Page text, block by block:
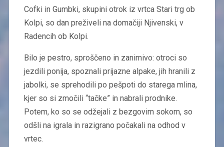
Cofki in Gumbki, skupini otrok iz vrtca Stari trg ob
Kolpi, so dan preživeli na domačiji Njivenski, v
Radencih ob Kolpi.
Bilo je pestro, sproščeno in zanimivo: otroci so
jezdili ponija, spoznali prijazne alpake, jih hranili z
jabolki, se sprehodili po pešpoti do starega mlina,
kjer so si zmočili “tačke” in nabrali prodnike.
Potem, ko so se odžejali z bezgovim sokom, so
odšli na igrala in razigrano počakali na odhod v
vrtec.